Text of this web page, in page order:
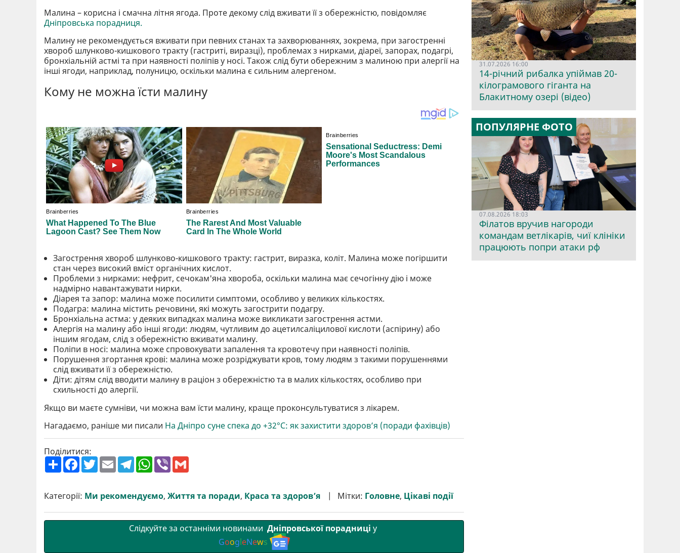
Малина – корисна і смачна літня ягода. Проте декому слід вживати її з обережністю, повідомляє
Дніпровська порадниця.
Малину не рекомендується вживати при певних станах та захворюваннях, зокрема, при загостренні
хвороб шлунково-кишкового тракту (гастриті, виразці), проблемах з нирками, діареї, запорах, подагрі,
бронхіальній астмі та при наявності поліпів у носі. Також слід бути обережним з малиною при алергії на
інші ягоди, наприклад, полуницю, оскільки малина є сильним алергеном.
Кому не можна їсти малину
Загострення хвороб шлунково-кишкового тракту: гастрит, виразка, коліт. Малина може погіршити
стан через високий вміст органічних кислот.
Проблеми з нирками: нефрит, сечокам'яна хвороба, оскільки малина має сечогінну дію і може
надмірно навантажувати нирки.
Діарея та запор: малина може посилити симптоми, особливо у великих кількостях.
Подагра: малина містить речовини, які можуть загострити подагру.
Бронхіальна астма: у деяких випадках малина може викликати загострення астми.
Алергія на малину або інші ягоди: людям, чутливим до ацетилсаліцилової кислоти (аспірину) або
іншим ягодам, слід з обережністю вживати малину.
Поліпи в носі: малина може спровокувати запалення та кровотечу при наявності поліпів.
Порушення згортання крові: малина може розріджувати кров, тому людям з такими порушеннями
слід вживати її з обережністю.
Діти: дітям слід вводити малину в раціон з обережністю та в малих кількостях, особливо при
схильності до алергії.
Якщо ви маєте сумніви, чи можна вам їсти малину, краще проконсультуватися з лікарем.
Нагадаємо, раніше ми писали На Дніпро суне спека до +32°C: як захистити здоров’я (поради фахівців)
Поділитися:
П
о
р
и
F
a
b
o
T
w
e
E
m
l
T
e
g
r
W
h
s
A
V
r l
Категорії: Ми рекомендуємо, Життя та поради, Краса та здоров’я Мітки: Головне, Цікаві події
Слідкуйте за останніми новинами Дніпровської порадниці у
GoogleNews
31.07.2026 16:00
14-річний рибалка упіймав 20-
кілограмового гіганта на
Блакитному озері (відео)
ПОПУЛЯРНЕ ФОТО
07.08.2026 18:03
Філатов вручив нагороди
командам ветлікарів, чиї клініки
працюють попри атаки рф